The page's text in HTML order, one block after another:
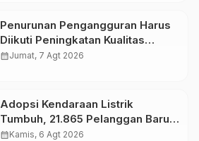
Penurunan Pengangguran Harus
Diikuti Peningkatan Kualitas
Lapangan Kerja
calendar_monthJumat, 7 Agt 2026
Adopsi Kendaraan Listrik
Tumbuh, 21.865 Pelanggan Baru
Gunakan Home Charging
calendar_monthKamis, 6 Agt 2026